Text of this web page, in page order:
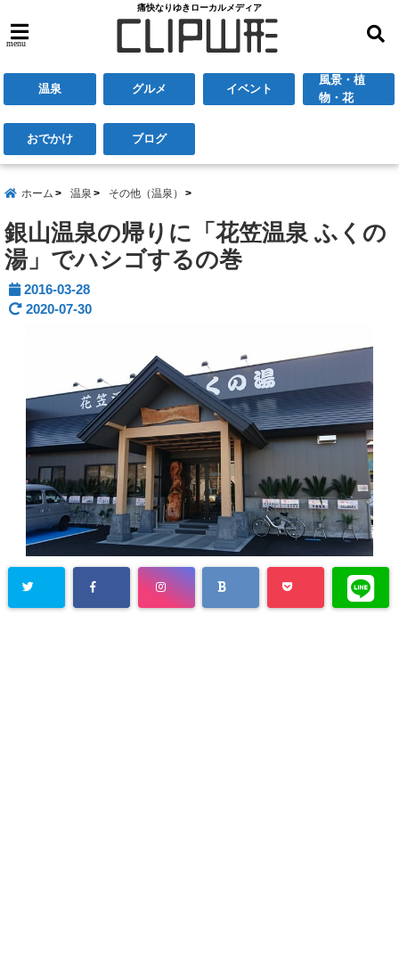
痛快なりゆきローカルメディア
menu
温泉 グルメ イベント
風景・植
物・花
おでかけ ブログ
ホーム 温泉 その他（温泉）
銀山温泉の帰りに「花笠温泉 ふくの
湯」でハシゴするの巻
2016-03-28
2020-07-30